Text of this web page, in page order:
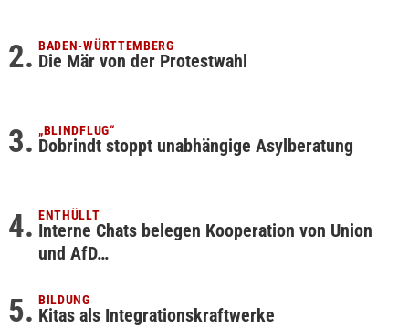
BADEN-WÜRTTEMBERG
Die Mär von der Protestwahl
„BLINDFLUG“
Dobrindt stoppt unabhängige Asylberatung
ENTHÜLLT
Interne Chats belegen Kooperation von Union
und AfD…
BILDUNG
Kitas als Integrationskraftwerke